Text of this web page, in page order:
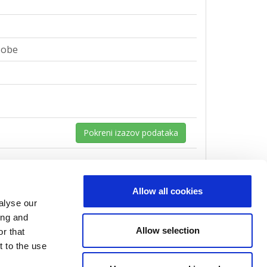
our
and
that
to the use
Allow all cookies
Allow selection
Pokreni izazov podataka